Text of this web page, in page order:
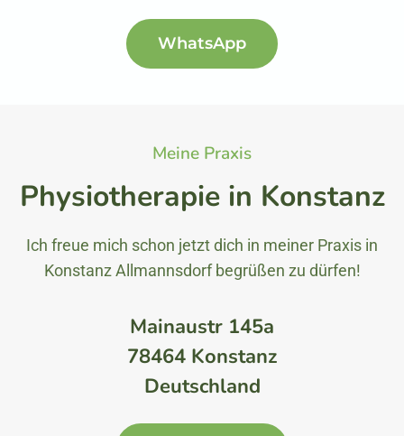
WhatsApp
Meine Praxis
Physiotherapie in Konstanz
Ich freue mich schon jetzt dich in meiner Praxis in
Konstanz Allmannsdorf begrüßen zu dürfen!
Mainaustr 145a
78464 Konstanz
Deutschland